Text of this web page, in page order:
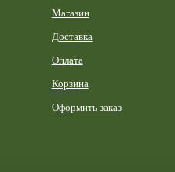
Магазин
Доставка
Оплата
Корзина
Оформить заказ